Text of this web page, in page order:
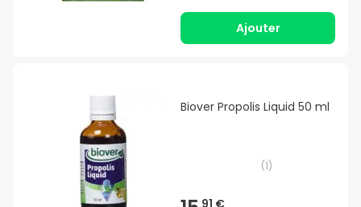
Ajouter
Biover Propolis Liquid 50 ml
(1)
91 €